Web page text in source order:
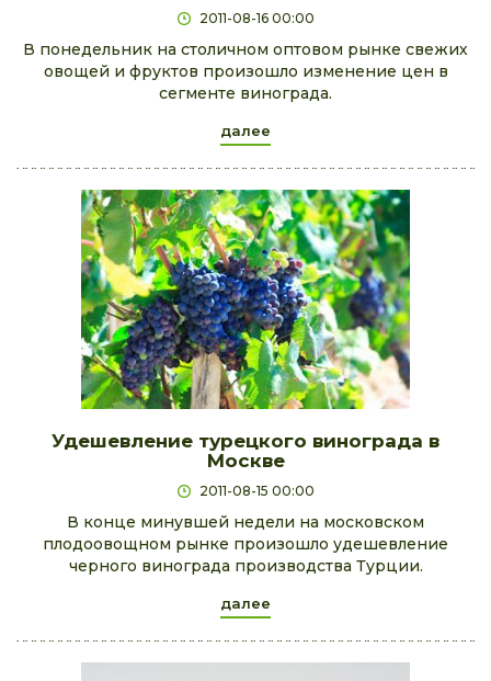
2011-08-16 00:00
В понедельник на столичном оптовом рынке свежих
овощей и фруктов произошло изменение цен в
сегменте винограда.
далее
Удешевление турецкого винограда в
Москве
2011-08-15 00:00
В конце минувшей недели на московском
плодоовощном рынке произошло удешевление
черного винограда производства Турции.
далее